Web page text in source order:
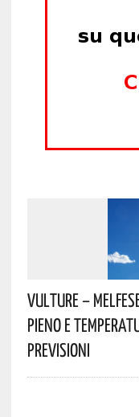
Vulture –
Pieno E
Previsioni